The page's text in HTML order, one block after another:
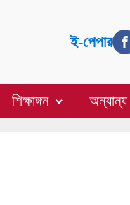
ই-পেপার
শিক্ষাঙ্গন অন্যান্য